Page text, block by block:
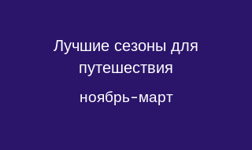
Лучшие сезоны для
путешествия
ноябрь-март